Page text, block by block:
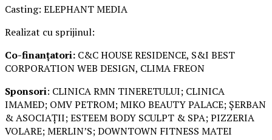
Casting: ELEPHANT MEDIA
Realizat cu sprijinul:
Co-finanțatori: C&C HOUSE RESIDENCE, S&I BEST
CORPORATION WEB DESIGN, CLIMA FREON
Sponsori: CLINICA RMN TINERETULUI; CLINICA
IMAMED; OMV PETROM; MIKO BEAUTY PALACE; ȘERBAN
& ASOCIAȚII; ESTEEM BODY SCULPT & SPA; PIZZERIA
VOLARE; MERLIN’S; DOWNTOWN FITNESS MATEI